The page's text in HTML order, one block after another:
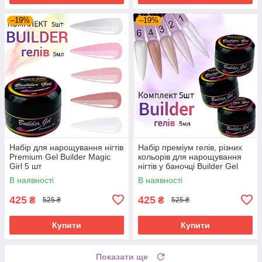
–19%
Набір для нарощування нігтів
Premium Gel Builder Magic
Girl 5 шт
В наявності
425 ₴ 525 ₴
Купити
–19%
Набір преміум гелів, різних
кольорів для нарощування
нігтів у баночці Builder Gel
Magic Girl 5 шт
В наявності
425 ₴ 525 ₴
Купити
Показати ще